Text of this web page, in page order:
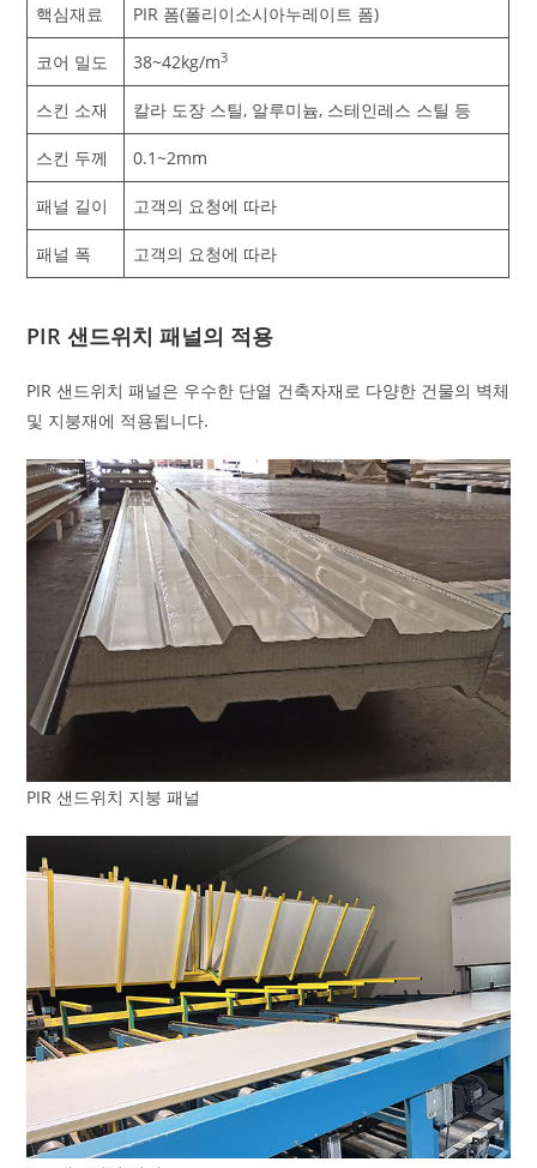
핵심재료 PIR 폼(폴리이소시아누레이트 폼)
코어 밀도 38~42kg/m3
스킨 소재 칼라 도장 스틸, 알루미늄, 스테인레스 스틸 등
스킨 두께 0.1~2mm
패널 길이 고객의 요청에 따라
패널 폭 고객의 요청에 따라
PIR 샌드위치 패널의 적용
PIR 샌드위치 패널은 우수한 단열 건축자재로 다양한 건물의 벽체
및 지붕재에 적용됩니다.
PIR 샌드위치 지붕 패널